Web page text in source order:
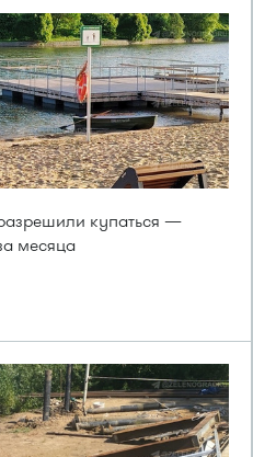
купаться —
месяца